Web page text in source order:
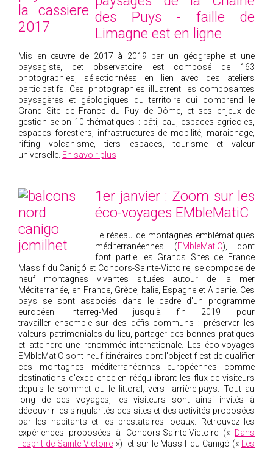
2018
2017
2015
2014
2012
2013
2011
2010
2008
2007
2006
2005
des Puys - faille de
Limagne est en ligne
Mis en œuvre de 2017 à 2019 par un géographe et une
paysagiste, cet observatoire est composé de 163
photographies, sélectionnées en lien avec des ateliers
participatifs. Ces photographies illustrent les composantes
paysagères et géologiques du territoire qui comprend le
Grand Site de France du Puy de Dôme, et ses enjeux de
gestion selon 10 thématiques : bâti, eau, espaces agricoles,
espaces forestiers, infrastructures de mobilité, maraichage,
rifting volcanisme, tiers espaces, tourisme et valeur
universelle. En savoir plus
1er janvier : Zoom sur les
éco-voyages EMbleMatiC
Le réseau de montagnes emblématiques
méditerranéennes (EMbleMatiC), dont
font partie les Grands Sites de France
Massif du Canigó et Concors-Sainte-Victoire, se compose de
neuf montagnes vivantes situées autour de la mer
Méditerranée, en France, Grèce, Italie, Espagne et Albanie. Ces
pays se sont associés dans le cadre d'un programme
européen Interreg-Med jusqu'à fin 2019 pour
travailler ensemble sur des défis communs : préserver les
valeurs patrimoniales du lieu, partager des bonnes pratiques
et atteindre une renommée internationale. Les éco-voyages
EMbleMatiC sont neuf itinéraires dont l'objectif est de qualifier
ces montagnes méditerranéennes européennes comme
destinations d'excellence en rééquilibrant les flux de visiteurs
depuis le sommet ou le littoral, vers l'arrière-pays. Tout au
long de ces voyages, les visiteurs sont ainsi invités à
découvrir les singularités des sites et des activités proposées
par les habitants et les prestataires locaux. Retrouvez les
expériences proposées à Concors-Sainte-Victoire (« Dans
l'esprit de Sainte-Victoire ») et sur le Massif du Canigó («
Les